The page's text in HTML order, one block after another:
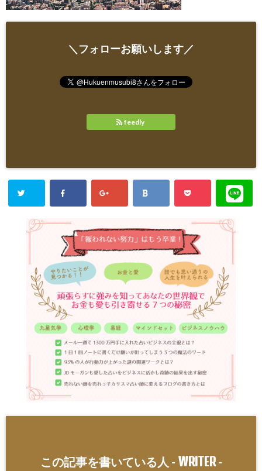
＼フォローお願いします／
feedly
この記事を書いている人 - WRITER-